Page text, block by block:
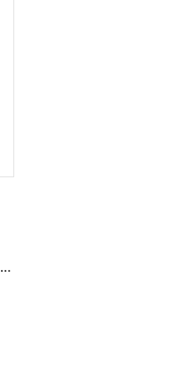
El Nabil - Musc El Quraishi 65 ml mošusová parfémová voda - pro ženy